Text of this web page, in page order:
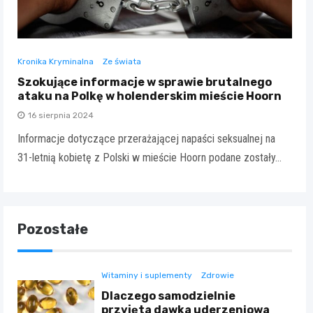
Kronika Kryminalna Ze świata
Szokujące informacje w sprawie brutalnego
ataku na Polkę w holenderskim mieście Hoorn
16 sierpnia 2024
Informacje dotyczące przerażającej napaści seksualnej na
31-letnią kobietę z Polski w mieście Hoorn podane zostały…
Pozostałe
Witaminy i suplementy Zdrowie
Dlaczego samodzielnie
przyjęta dawka uderzeniowa